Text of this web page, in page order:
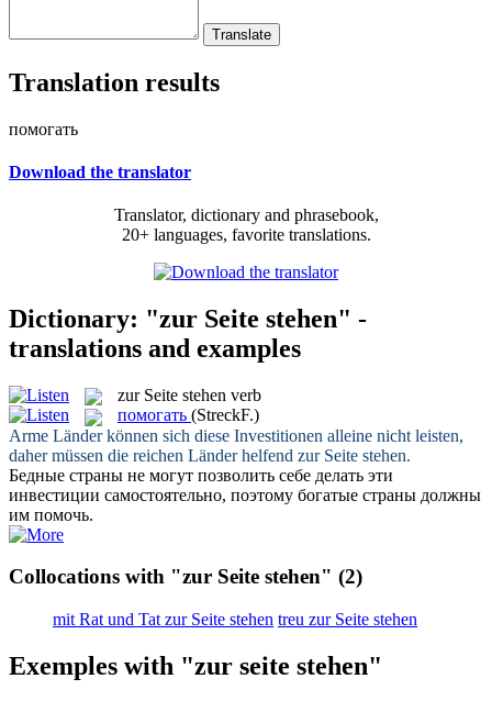
Translation results
помогать
Download the translator
Translator, dictionary and phrasebook,
20+ languages, favorite translations.
Dictionary: "zur Seite stehen" -
translations and examples
zur Seite stehen verb
помогать (StreckF.)
Arme Länder können sich diese Investitionen alleine nicht leisten,
daher müssen die reichen Länder helfend zur Seite stehen.
Бедные страны не могут позволить себе делать эти
инвестиции самостоятельно, поэтому богатые страны должны
им помочь.
Collocations with "zur Seite stehen" (2)
mit Rat und Tat zur Seite stehen treu zur Seite stehen
Exemples with "zur seite stehen"